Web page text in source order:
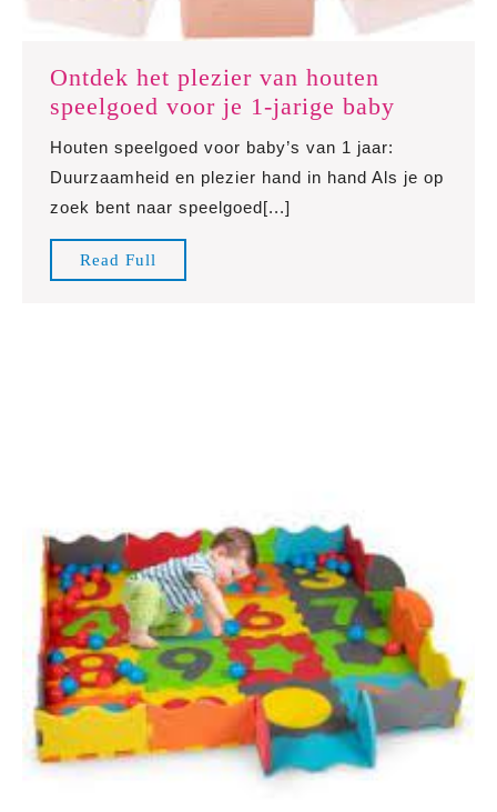
Ontdek het plezier van houten
speelgoed voor je 1-jarige baby
van
Houten speelgoed voor baby’s van 1 jaar:
Duurzaamheid en plezier hand in hand Als je op
zoek bent naar speelgoed[...]
Read Full
Full